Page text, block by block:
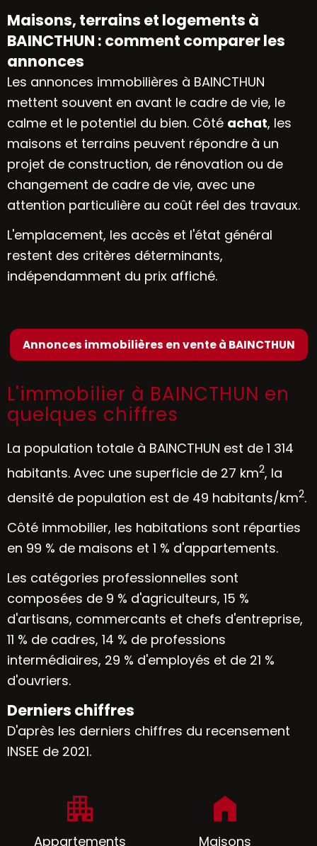
Maisons, terrains et logements à
BAINCTHUN : comment comparer les
annonces
Les annonces immobilières à BAINCTHUN
mettent souvent en avant le cadre de vie, le
calme et le potentiel du bien. Côté achat, les
maisons et terrains peuvent répondre à un
projet de construction, de rénovation ou de
changement de cadre de vie, avec une
attention particulière au coût réel des travaux.
L'emplacement, les accès et l'état général
restent des critères déterminants,
indépendamment du prix affiché.
Annonces immobilières en vente à BAINCTHUN
L'immobilier à BAINCTHUN en
quelques chiffres
La population totale à BAINCTHUN est de 1 314
habitants. Avec une superficie de 27 km2, la
densité de population est de 49 habitants/km2.
Côté immobilier, les habitations sont réparties
en 99 % de maisons et 1 % d'appartements.
Les catégories professionnelles sont
composées de 9 % d'agriculteurs, 15 %
d'artisans, commercants et chefs d'entreprise,
11 % de cadres, 14 % de professions
intermédiaires, 29 % d'employés et de 21 %
d'ouvriers.
Derniers chiffres
D'après les derniers chiffres du recensement
INSEE de 2021.
Appartements Maisons